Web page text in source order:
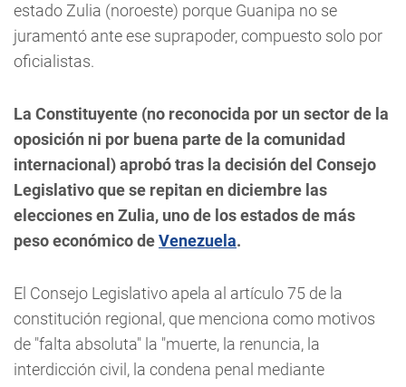
estado Zulia (noroeste) porque Guanipa no se
juramentó ante ese suprapoder, compuesto solo por
oficialistas.
La Constituyente (no reconocida por un sector de la
oposición ni por buena parte de la comunidad
internacional) aprobó tras la decisión del Consejo
Legislativo que se repitan en diciembre las
elecciones en Zulia, uno de los estados de más
peso económico deVenezuela.
El Consejo Legislativo apela al artículo 75 de la
constitución regional, que menciona como motivos
de "falta absoluta" la "muerte, la renuncia, la
interdicción civil, la condena penal mediante